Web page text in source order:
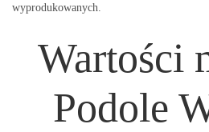
wyprodukowanych.
Wartości
Podole